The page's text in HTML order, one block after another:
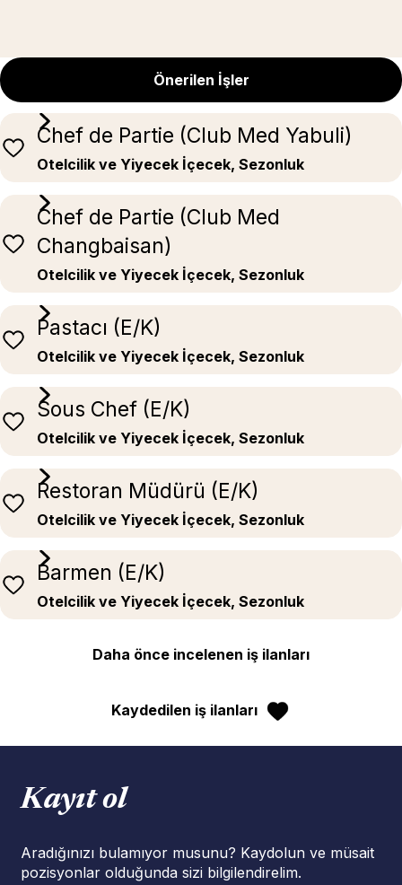
Önerilen İşler
Chef de Partie (Club Med Yabuli)
Otelcilik ve Yiyecek İçecek, Sezonluk
Chef de Partie (Club Med
Changbaisan)
Otelcilik ve Yiyecek İçecek, Sezonluk
Pastacı (E/K)
Otelcilik ve Yiyecek İçecek, Sezonluk
Sous Chef (E/K)
Otelcilik ve Yiyecek İçecek, Sezonluk
Restoran Müdürü (E/K)
Otelcilik ve Yiyecek İçecek, Sezonluk
Barmen (E/K)
Otelcilik ve Yiyecek İçecek, Sezonluk
Daha önce incelenen iş ilanları
Kaydedilen iş ilanları
Kayıt ol
Aradığınızı bulamıyor musunu? Kaydolun ve müsait
pozisyonlar olduğunda sizi bilgilendirelim.